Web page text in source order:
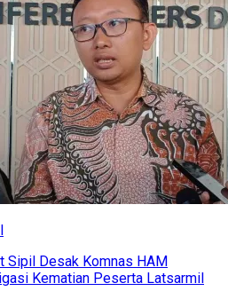
Sipil Desak Komnas HAM
Kematian Peserta Latsarmil